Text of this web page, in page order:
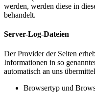
werden, werden diese in
behandelt.
Server-Log-Dateien
Der Provider der Seiten
Informationen in so
automatisch an uns
Browsertyp und